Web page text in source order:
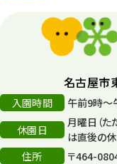
名古屋市
入園時間
午前9時～
休園日
月曜日（
は直後の
住所
〒464-